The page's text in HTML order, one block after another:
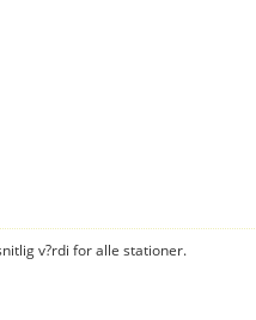
v?rdi for alle stationer.